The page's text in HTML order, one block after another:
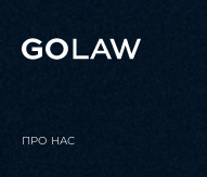
ПРО НАС